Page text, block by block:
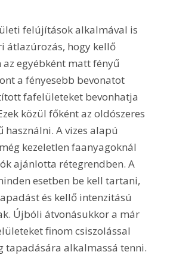
felújítások alkalmával is
átlazúrozás, hogy kellő
egyébként matt fényű
a fényesebb bevonatot
fafelületeket bevonhatja
közül főként az oldószeres
használni. A vizes alapú
kezeletlen faanyagoknál
ajánlotta rétegrendben. A
esetben be kell tartani,
és kellő intenzitású
Újbóli átvonásukkor a már
finom csiszolással
tapadására alkalmassá tenni.